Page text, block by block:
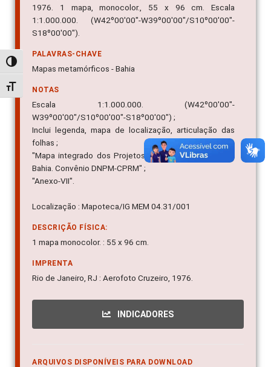
Alternar alto contraste
Alternar tamanho da fonte
1976. 1 mapa, monocolor., 55 x 96 cm. Escala
1:1.000.000. (W42º00'00"-W39º00'00"/S10º00'00"-
S18º00'00").
PALAVRAS-CHAVE
Mapas metamórficos - Bahia
NOTAS
Escala 1:1.000.000. (W42º00'00"-
W39º00'00"/S10º00'00"-S18º00'00") ;
Inclui legenda, mapa de localização, articulação das
folhas ;
"Mapa integrado dos Projetos Bahia, Bahia II e Sul da
Bahia. Convênio DNPM-CPRM" ;
"Anexo-VII".
Localização : Mapoteca/IG MEM 04.31/001
DESCRIÇÃO FÍSICA:
1 mapa monocolor. : 55 x 96 cm.
IMPRENTA
Rio de Janeiro, RJ : Aerofoto Cruzeiro, 1976.
INDICADORES
ARQUIVOS DISPONÍVEIS PARA DOWNLOAD